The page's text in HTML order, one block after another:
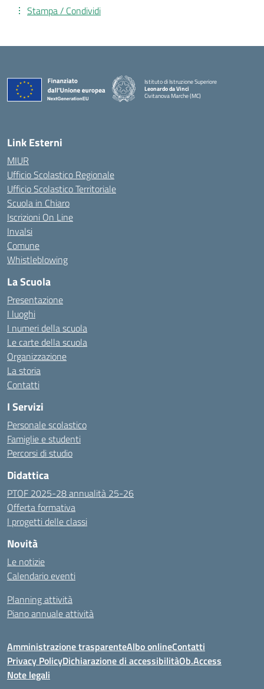
Stampa / Condividi
Istituto di Istruzione Superiore
Leonardo da Vinci
Civitanova Marche (MC)
Link Esterni
MIUR
Ufficio Scolastico Regionale
Ufficio Scolastico Territoriale
Scuola in Chiaro
Iscrizioni On Line
Invalsi
Comune
Whistleblowing
La Scuola
Presentazione
I luoghi
I numeri della scuola
Le carte della scuola
Organizzazione
La storia
Contatti
I Servizi
Personale scolastico
Famiglie e studenti
Percorsi di studio
Didattica
PTOF 2025-28 annualità 25-26
Offerta formativa
I progetti delle classi
Novità
Le notizie
Calendario eventi
Planning attività
Piano annuale attività
Amministrazione trasparenteAlbo onlineContatti
Privacy PolicyDichiarazione di accessibilitàOb.Access
Note legali